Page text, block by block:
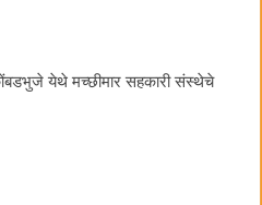
येथे मच्छीमार सहकारी संस्थेचे